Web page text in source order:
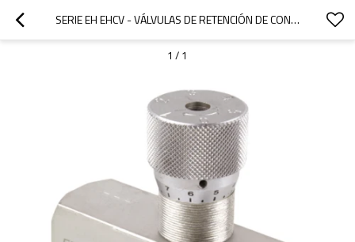
SERIE EH EHCV - VÁLVULAS DE RETENCIÓN DE CONTROL DE FLUJO NDRV (ACERO)
1 / 1